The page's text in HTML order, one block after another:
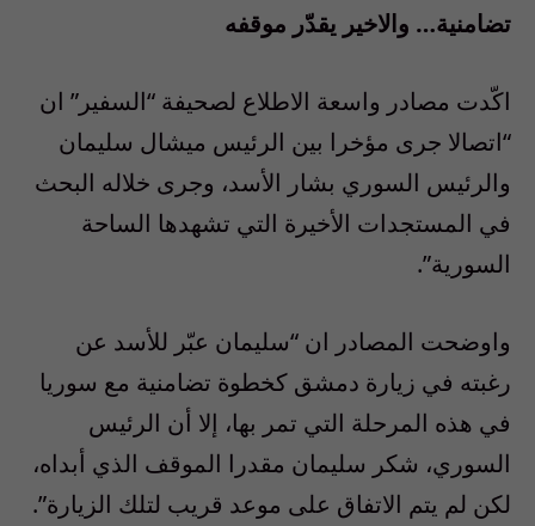
تضامنية… والاخير يقدّر موقفه
اكّدت مصادر واسعة الاطلاع لصحيفة “السفير” ان
“اتصالا جرى مؤخرا بين الرئيس ميشال سليمان
والرئيس السوري بشار الأسد، وجرى خلاله البحث
في المستجدات الأخيرة التي تشهدها الساحة
السورية”.
واوضحت المصادر ان “سليمان عبّر للأسد عن
رغبته في زيارة دمشق كخطوة تضامنية مع سوريا
في هذه المرحلة التي تمر بها، إلا أن الرئيس
السوري، شكر سليمان مقدرا الموقف الذي أبداه،
لكن لم يتم الاتفاق على موعد قريب لتلك الزيارة”.